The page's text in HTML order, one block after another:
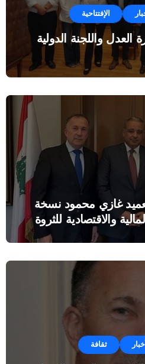
الإفتتاحية
العدل واللجنة الدولية
غازي محمود نسخة
والاقتصادية للثروة
ثقافة